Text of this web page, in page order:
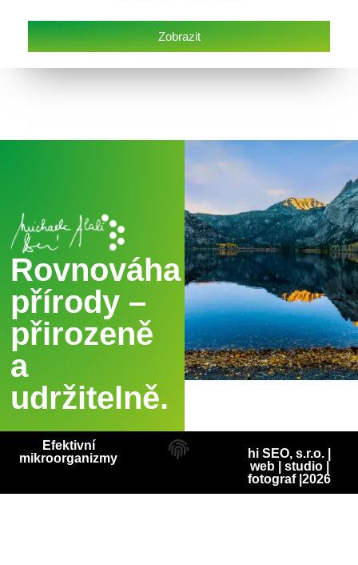
Zobrazit
Rovnováha
přírody –
přirozeně
a
udržitelně.
hi SEO, s.r.o. |
web| studio|
fotograf|2026
Efektivní
mikroorganizmy